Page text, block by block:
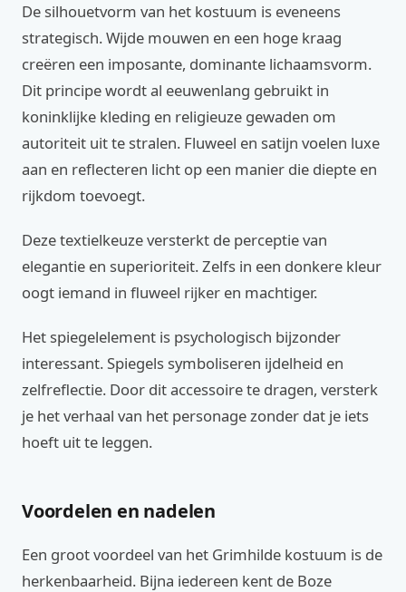
De silhouetvorm van het kostuum is eveneens
strategisch. Wijde mouwen en een hoge kraag
creëren een imposante, dominante lichaamsvorm.
Dit principe wordt al eeuwenlang gebruikt in
koninklijke kleding en religieuze gewaden om
autoriteit uit te stralen. Fluweel en satijn voelen luxe
aan en reflecteren licht op een manier die diepte en
rijkdom toevoegt.
Deze textielkeuze versterkt de perceptie van
elegantie en superioriteit. Zelfs in een donkere kleur
oogt iemand in fluweel rijker en machtiger.
Het spiegelelement is psychologisch bijzonder
interessant. Spiegels symboliseren ijdelheid en
zelfreflectie. Door dit accessoire te dragen, versterk
je het verhaal van het personage zonder dat je iets
hoeft uit te leggen.
Voordelen en nadelen
Een groot voordeel van het Grimhilde kostuum is de
herkenbaarheid. Bijna iedereen kent de Boze